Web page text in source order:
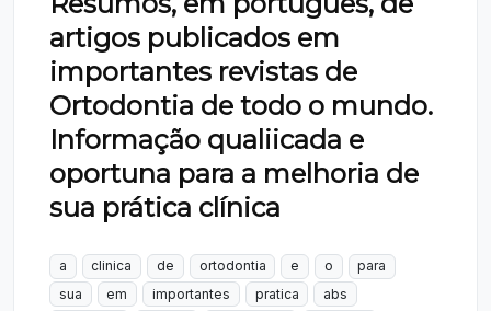
artigos publicados em
importantes revistas de
Ortodontia de todo o mundo.
Informação qualiicada e
oportuna para a melhoria de
sua prática clínica
a clinica de ortodontia e o
para
sua
em importantes pratica
abs